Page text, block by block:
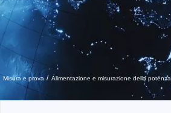
Misura e prova Alimentazione e misurazione della potenza